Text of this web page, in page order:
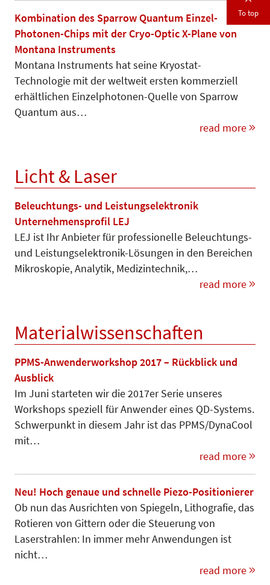
Kombination des Sparrow Quantum Einzel-
Photonen-Chips mit der Cryo-Optic X-Plane von
Montana Instruments
Montana Instruments hat seine Kryostat-
Technologie mit der weltweit ersten kommerziell
erhältlichen Einzelphotonen-Quelle von Sparrow
Quantum aus…
read more
Licht & Laser
Beleuchtungs- und Leistungselektronik
Unternehmensprofil LEJ
LEJ ist Ihr Anbieter für professio­nelle Beleuchtungs-
und Leis­tungs­­elektronik-Lösungen in den Berei­chen
Mikroskopie, Analytik, Medi­zintechnik,…
read more
Materialwissenschaften
PPMS-Anwenderworkshop 2017 – Rückblick und
Ausblick
Im Juni starteten wir die 2017er Serie unseres
Workshops speziell für Anwender eines QD-Systems.
Schwerpunkt in diesem Jahr ist das PPMS/DynaCool
mit…
read more
Neu! Hoch genaue und schnelle Piezo-Positionierer
Ob nun das Ausrichten von Spiegeln, Lithografie, das
Rotieren von Gittern oder die Steuerung von
Laserstrahlen: In immer mehr Anwendungen ist
nicht…
read more
To top